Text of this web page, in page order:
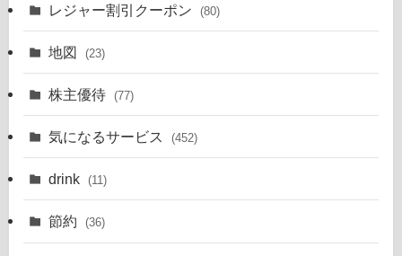
レジャー割引クーポン (80)
地図 (23)
株主優待 (77)
気になるサービス (452)
drink (11)
節約 (36)